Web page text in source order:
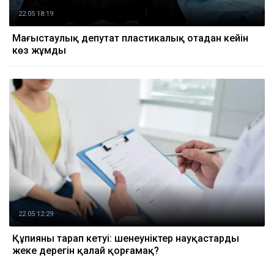
22.05 18:19
Маңғыстаулық депутат пластикалық отадан кейін
көз жұмды
22.05 12:29
Құпияның тарап кетуі: шенеуніктер науқастардың
жеке дерегін қалай қорғамақ?